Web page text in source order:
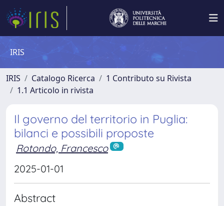
IRIS
IRIS Catalogo Ricerca
1 Contributo su Rivista
1.1 Articolo in rivista
Il governo del territorio in Puglia:
bilanci e possibili proposte
Rotondo, Francesco
2025-01-01
Abstract